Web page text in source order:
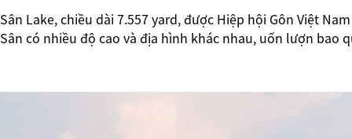
Sân Lake, chiều dài 7.557 yard, được Hiệp hội Gôn Việt
Sân có nhiều độ cao và địa hình khác nhau, uốn lượn bao